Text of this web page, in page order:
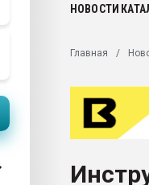
первый план в
28.07.2026
Всё, что касается
Материал поверхности
Продам отходы
НОВОСТИ
Главная